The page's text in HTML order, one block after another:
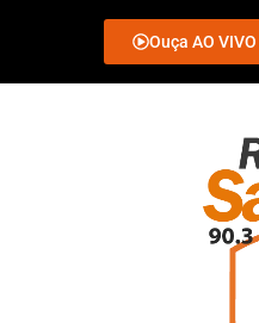
Ouça AO VIVO